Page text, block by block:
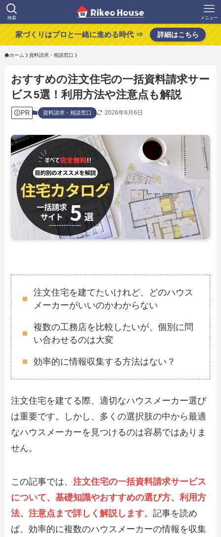
検索 メニュー
家づくりはプロと一緒に進める時代 ⇒ 詳細はこちら
ホーム 資料請求・相談窓口
おすすめの注文住宅の一括資料請求サー
ビス5選！利用方法や注意点も解説
PR 資料請求・相談窓口 2026年6月6日
注文住宅を建てたいけれど、どのハウス
メーカーがいいのかわからない
複数の工務店を比較したいが、個別に問
い合わせるのは大変
効率的に情報収集する方法はない？
注文住宅を建てる際、適切なハウスメーカー選び
は重要です。しかし、多くの選択肢の中から最適
なハウスメーカーを見つけるのは容易ではありま
せん。
この記事では、注文住宅の一括資料請求サービス
について、基礎知識やおすすめの選び方、利用方
法、注意点まで詳しく解説します。記事を読め
ば、効率的に複数のハウスメーカーの情報を収集